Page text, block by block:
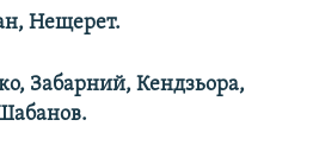
Нещерет.
Забарний, Кендзьора,